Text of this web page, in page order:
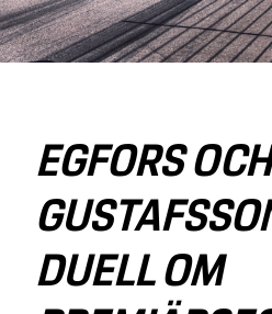
EGFORS OCH
DUELL OM